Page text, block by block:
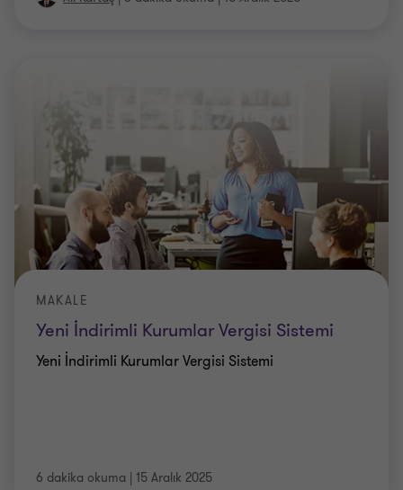
Yeni İndirimli Kurumlar Vergisi Sistemi
MAKALE
Yeni İndirimli Kurumlar Vergisi Sistemi
6 dakika okuma | 15 Aralık 2025